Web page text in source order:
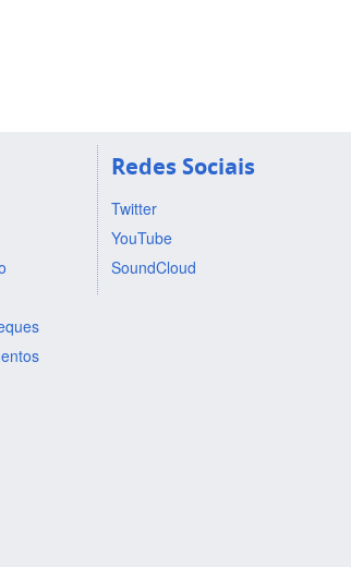
Redes Sociais
Twitter
YouTube
SoundCloud